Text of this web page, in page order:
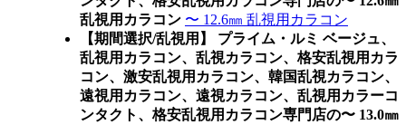
乱視用カラコン 〜 12.6㎜ 乱視用カラコン
【期間選択/乱視用】 プライム・ルミ ベージュ、
乱視用カラコン、乱視カラコン、格安乱視用カラ
コン、激安乱視用カラコン、韓国乱視カラコン、
遠視用カラコン、遠視カラコン、乱視用カラーコ
ンタクト、格安乱視用カラコン専門店の〜 13.0㎜